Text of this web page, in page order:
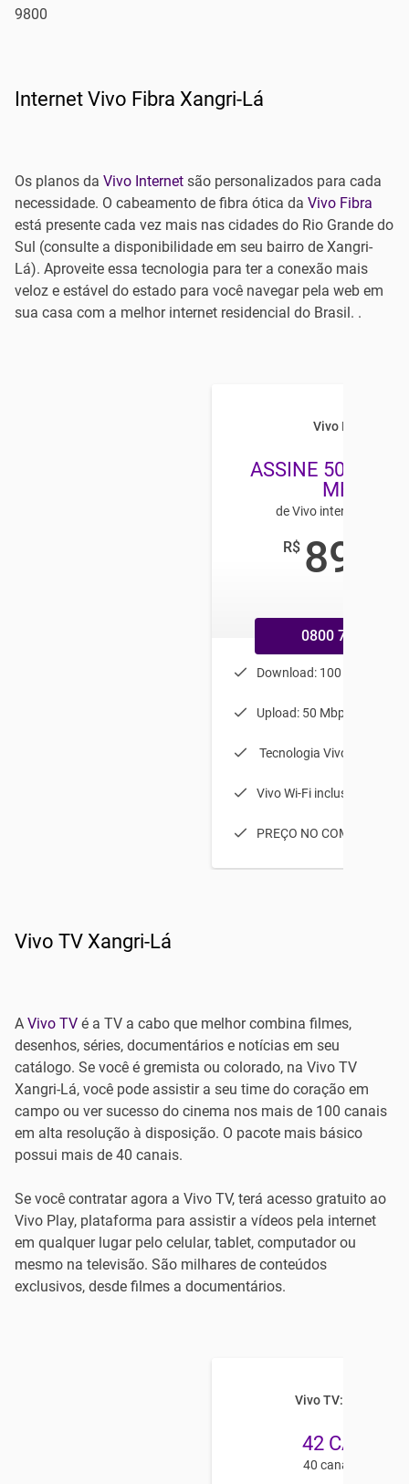
9800
Internet Vivo Fibra Xangri-Lá
Os planos da Vivo Internet são personalizados para cada
necessidade. O cabeamento de fibra ótica da Vivo Fibra
está presente cada vez mais nas cidades do Rio Grande do
Sul (consulte a disponibilidade em seu bairro de Xangri-
Lá). Aproveite essa tecnologia para ter a conexão mais
veloz e estável do estado para você navegar pela web em
sua casa com a melhor internet residencial do Brasil. .
Vivo Internet
ASSINE 50 E
MEGA
de Vivo internet no
R$ 89
0800 770 9800
Download: 100 Mbps
Upload: 50 Mbps
Tecnologia Vivo Fibra
Vivo Wi-Fi incluso
PREÇO NO COMBO
Vivo TV Xangri-Lá
A Vivo TV é a TV a cabo que melhor combina filmes,
desenhos, séries, documentários e notícias em seu
catálogo. Se você é gremista ou colorado, na Vivo TV
Xangri-Lá, você pode assistir a seu time do coração em
campo ou ver sucesso do cinema nos mais de 100 canais
em alta resolução à disposição. O pacote mais básico
possui mais de 40 canais.
Se você contratar agora a Vivo TV, terá acesso gratuito ao
Vivo Play, plataforma para assistir a vídeos pela internet
em qualquer lugar pelo celular, tablet, computador ou
mesmo na televisão. São milhares de conteúdos
exclusivos, desde filmes a documentários.
Vivo TV: SUPER HD
42 CANAIS
40 canais em HD